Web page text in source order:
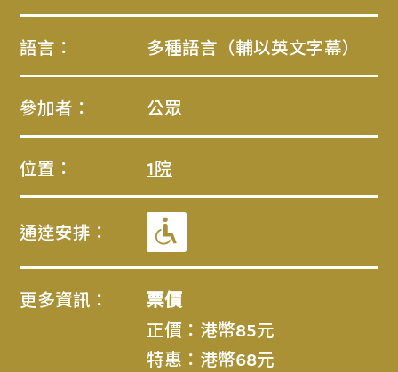
語言： 多種語言（輔以英文字幕）
參加者： 公眾
位置： 1院
通達安排：
更多資訊： 票價
正價：港幣85元
特惠：港幣68元